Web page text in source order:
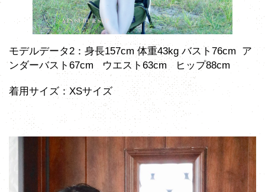
モデルデータ2：身長157cm 体重43kg バスト76cm ア
ンダーバスト67cm ウエスト63cm ヒップ88cm
着用サイズ：XSサイズ